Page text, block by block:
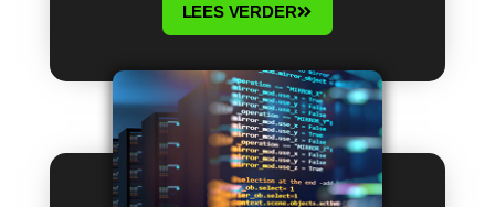
LEES VERDER